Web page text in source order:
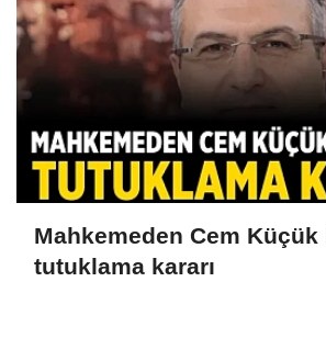
Mahkemeden Cem Küçük
tutuklama kararı